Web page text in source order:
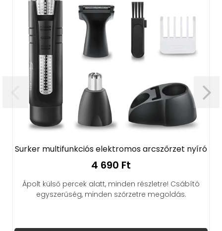
Surker multifunkciós elektromos arcszőrzet nyíró
4 690 Ft
Ápolt külső percek alatt, minden részletre! Csábító
egyszerűség, minden szőrzetre megoldás.